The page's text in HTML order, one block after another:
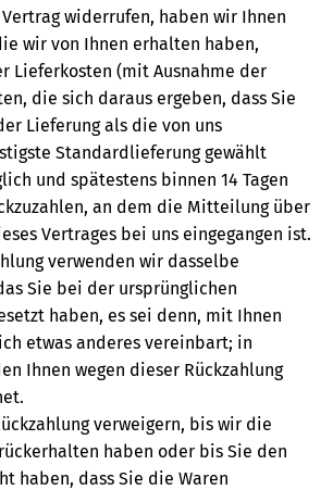
widerrufen, haben wir Ihnen
wir von Ihnen erhalten haben,
Lieferkosten (mit Ausnahme der
die sich daraus ergeben, dass Sie
Lieferung als die von uns
Standardlieferung gewählt
und spätestens binnen 14 Tagen
an dem die Mitteilung über
Vertrages bei uns eingegangen ist.
verwenden wir dasselbe
Sie bei der ursprünglichen
haben, es sei denn, mit Ihnen
etwas anderes vereinbart; in
Ihnen wegen dieser Rückzahlung
verweigern, bis wir die
haben oder bis Sie den
haben, dass Sie die Waren